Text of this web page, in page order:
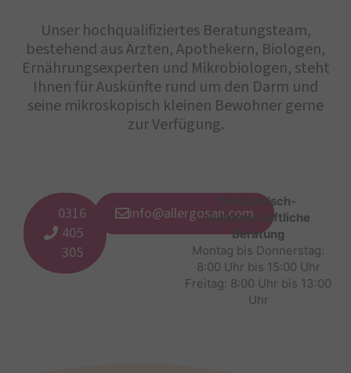
Unser hochqualifiziertes Beratungsteam,
bestehend aus Ärzten, Apothekern, Biologen,
Ernährungsexperten und Mikrobiologen, steht
Ihnen für Auskünfte rund um den Darm und
seine mikroskopisch kleinen Bewohner gerne
zur Verfügung.
0316
405
305
info@allergosan.com
Medizinisch-
wissenschaftliche
Beratung
Montag bis Donnerstag:
8:00 Uhr bis 15:00 Uhr
Freitag: 8:00 Uhr bis 13:00
Uhr